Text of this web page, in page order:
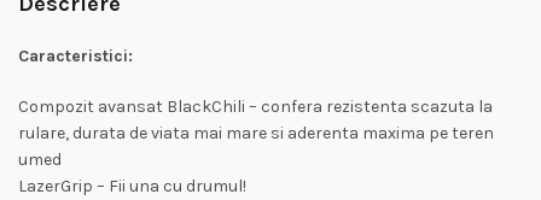
Caracteristici:
Compozit avansat BlackChili – confera rezistenta scazuta la
rulare, durata de viata mai mare si aderenta maxima pe teren
umed
LazerGrip – Fii una cu drumul!